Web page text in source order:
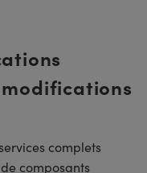
complets
composants